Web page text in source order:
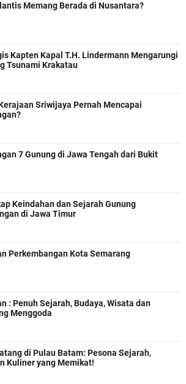
Memang Berada di Nusantara?
Kapten Kapal T.H. Lindermann Mengarungi
Tsunami Krakatau
Sriwijaya Pernah Mencapai
7 Gunung di Jawa Tengah dari Bukit
Keindahan dan Sejarah Gunung
di Jawa Timur
Perkembangan Kota Semarang
: Penuh Sejarah, Budaya, Wisata dan
Menggoda
di Pulau Batam: Pesona Sejarah,
Kuliner yang Memikat!